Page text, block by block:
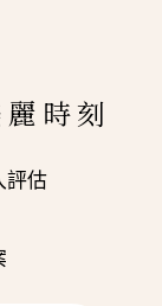
時刻
評估